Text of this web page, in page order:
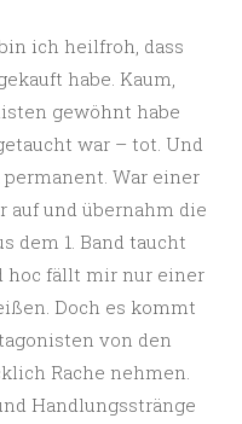
ich heilfroh, dass
habe. Kaum,
gewöhnt habe
war – tot. Und
War einer
auf und übernahm die
dem 1. Band taucht
hoc fällt mir nur einer
Doch es kommt
von den
Rache nehmen.
Handlungsstränge